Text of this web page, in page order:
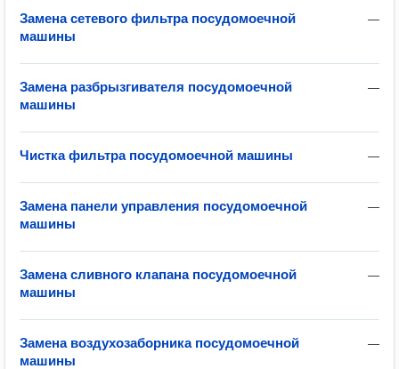
—
Замена сетевого фильтра посудомоечной
машины
—
Замена разбрызгивателя посудомоечной
машины
—
Чистка фильтра посудомоечной машины
—
Замена панели управления посудомоечной
машины
—
Замена сливного клапана посудомоечной
машины
—
Замена воздухозаборника посудомоечной
машины